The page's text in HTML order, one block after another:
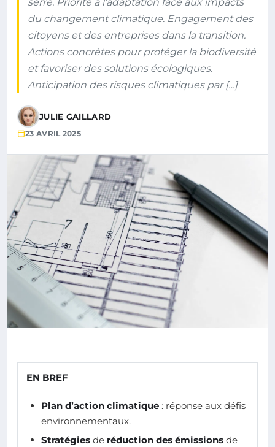
du changement climatique. Engagement des
citoyens et des entreprises dans la transition.
Actions concrètes pour protéger la biodiversité
et favoriser des solutions écologiques.
Anticipation des risques climatiques par […]
JULIE GAILLARD
23 AVRIL 2025
EN BREF
Plan d’action climatique : réponse aux défis
environnementaux.
Stratégies de réduction des émissions de